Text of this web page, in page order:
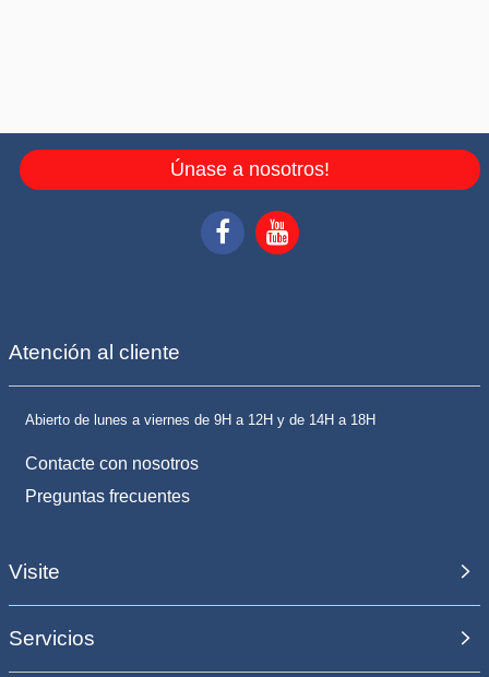
Únase a nosotros!
Atención al cliente
Abierto de lunes a viernes de 9H a 12H y de 14H a 18H
Contacte con nosotros
Preguntas frecuentes
Visite
Servicios